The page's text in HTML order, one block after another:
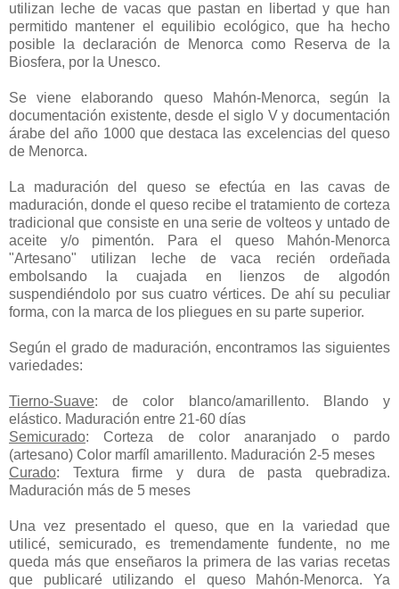
utilizan leche de vacas que pastan en libertad y que han
permitido mantener el equilibio ecológico, que ha hecho
posible la declaración de Menorca como Reserva de la
Biosfera, por la Unesco.
Se viene elaborando queso Mahón-Menorca, según la
documentación existente, desde el siglo V y documentación
árabe del año 1000 que destaca las excelencias del queso
de Menorca.
La maduración del queso se efectúa en las cavas de
maduración, donde el queso recibe el tratamiento de corteza
tradicional que consiste en una serie de volteos y untado de
aceite y/o pimentón. Para el queso Mahón-Menorca
"Artesano" utilizan leche de vaca recién ordeñada
embolsando la cuajada en lienzos de algodón
suspendiéndolo por sus cuatro vértices. De ahí su peculiar
forma, con la marca de los pliegues en su parte superior.
Según el grado de maduración, encontramos las siguientes
variedades:
Tierno-Suave: de color blanco/amarillento. Blando y
elástico. Maduración entre 21-60 días
Semicurado: Corteza de color anaranjado o pardo
(artesano) Color marfíl amarillento. Maduración 2-5 meses
Curado: Textura firme y dura de pasta quebradiza.
Maduración más de 5 meses
Una vez presentado el queso, que en la variedad que
utilicé, semicurado, es tremendamente fundente, no me
queda más que enseñaros la primera de las varias recetas
que publicaré utilizando el queso Mahón-Menorca. Ya